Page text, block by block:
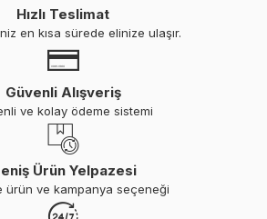
Hızlı Teslimat
en kısa sürede elinize ulaşır.
Güvenli Alışveriş
ve kolay ödeme sistemi
Ürün Yelpazesi
ürün ve kampanya seçeneği